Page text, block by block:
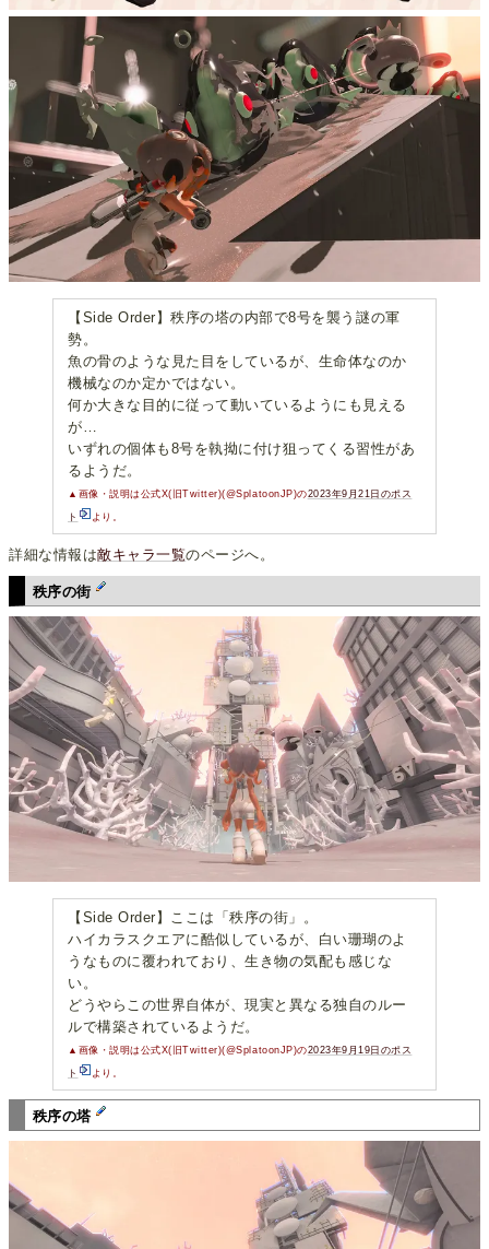
【Side Order】秩序の塔の内部で8号を襲う謎の軍
勢。
魚の骨のような見た目をしているが、生命体なのか
機械なのか定かではない。
何か大きな目的に従って動いているようにも見える
が…
いずれの個体も8号を執拗に付け狙ってくる習性があ
るようだ。
▲画像・説明は公式X(旧Twitter)(@SplatoonJP)の2023年9月21日のポス
ト より。
詳細な情報は敵キャラ一覧のページへ。
秩序の街
【Side Order】ここは「秩序の街」。
ハイカラスクエアに酷似しているが、白い珊瑚のよ
うなものに覆われており、生き物の気配も感じな
い。
どうやらこの世界自体が、現実と異なる独自のルー
ルで構築されているようだ。
▲画像・説明は公式X(旧Twitter)(@SplatoonJP)の2023年9月19日のポス
ト より。
秩序の塔